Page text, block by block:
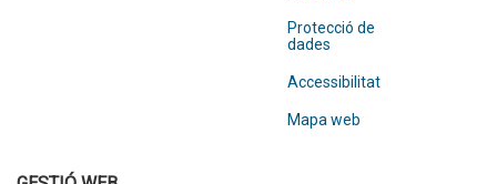
Protecció de
dades
Accessibilitat
Mapa web